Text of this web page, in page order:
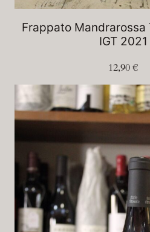
Frappato Mandrarossa
IGT 2021
12,90€